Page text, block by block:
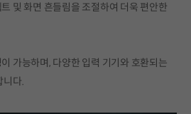
및 화면 흔들림을 조절하여 더욱 편안한
가능하며, 다양한 입력 기기와 호환되는
니다.